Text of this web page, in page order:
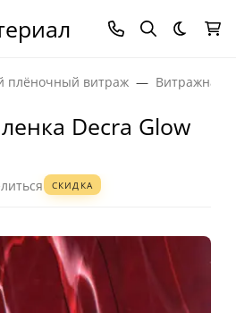
Темная
плёночный витраж Витражная
Decra Glow
СКИДКА